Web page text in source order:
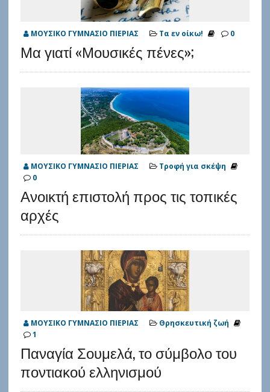
ΜΟΥΣΙΚΟ ΓΥΜΝΑΣΙΟ ΠΙΕΡΙΑΣ Τα εν οίκω! 0
Μα γιατί «Μουσικές πένες»;
ΜΟΥΣΙΚΟ ΓΥΜΝΑΣΙΟ ΠΙΕΡΙΑΣ
Τροφή για σκέψη
0
Ανοικτή επιστολή προς τις τοπικές
αρχές
ΜΟΥΣΙΚΟ ΓΥΜΝΑΣΙΟ ΠΙΕΡΙΑΣ
Θρησκευτική ζωή
1
Παναγία Σουμελά, το σύμβολο του
ποντιακού ελληνισμού